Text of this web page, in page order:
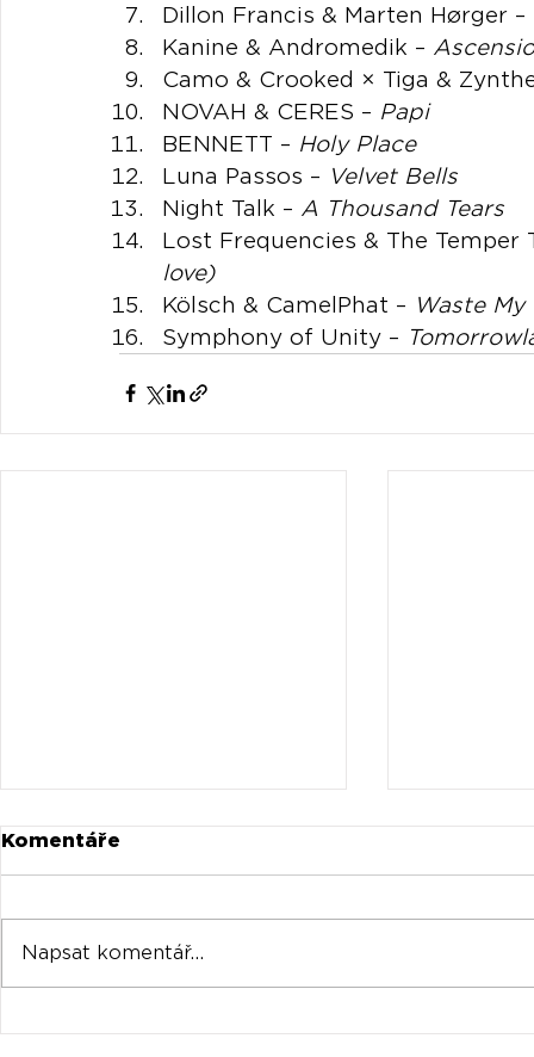
Dillon Francis & Marten Hørger –
Kanine & Andromedik –
Camo & Crooked × Tiga &
NOVAH & CERES – Papi
BENNETT – Holy Place
Luna Passos – Velvet Bells
Night Talk – A Thousand Tears
Lost Frequencies & The Temper
love)
Kölsch & CamelPhat – Waste My
Symphony of Unity –
Komentáře
Napsat komentář...